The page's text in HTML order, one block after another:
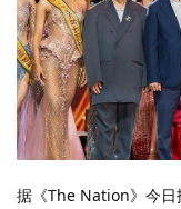
据《The Nation》今日